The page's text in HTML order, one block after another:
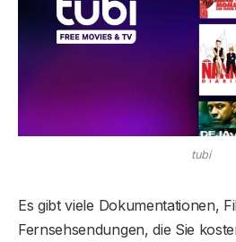
tubi
Es gibt viele Dokumentationen,
Fernsehsendungen, die Sie